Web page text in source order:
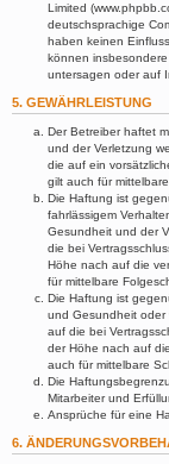
Limited
deutschsprachige
haben keinen
können
untersagen oder auf
5. GEWÄHRLEISTUNG
Der Betreiber haftet
und der Verletzung
die auf ein
gilt auch für
Die Haftung ist
fahrlässigem
Gesundheit und der
die bei
Höhe nach auf die
für mittelbare
Die Haftung ist
und Gesundheit oder
auf die bei
der Höhe nach auf
auch für mittelbare
Die
Mitarbeiter und
Ansprüche für eine
6.